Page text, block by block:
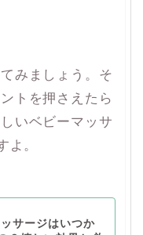
みましょう。そ
トを押さえたら
いベビーマッサ
。
サージはいつか